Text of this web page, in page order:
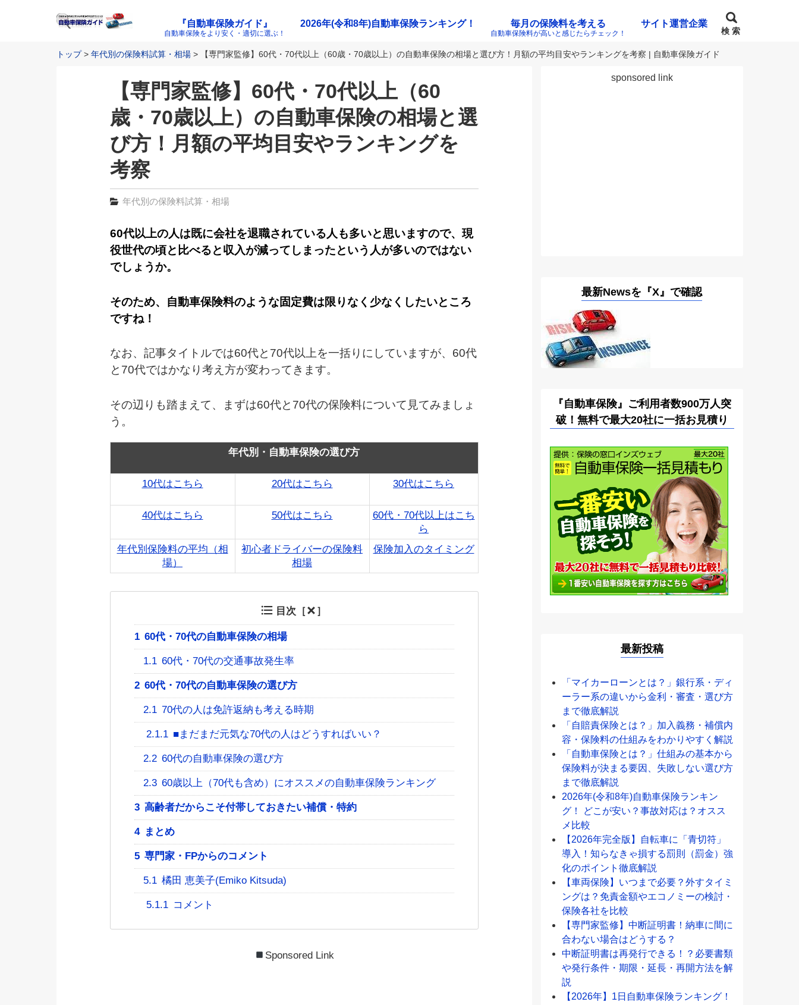
『自動車保険ガイド』
自動車保険をより安く・適切に選ぶ！
2026年(令和8年)自動車保険ランキング！ 毎月の保険料を考える
自動車保険料が高いと感じたらチェック！
サイト運営企業
検 索
トップ 年代別の保険料試算・相場 【専門家監修】60代・70代以上（60歳・70歳以上）の自動車保険の相場と選び方！月額の平均目安やランキングを考察 | 自動車保険ガイド
【専門家監修】60代・70代以上（60
歳・70歳以上）の自動車保険の相場と選
び方！月額の平均目安やランキングを
考察
年代別の保険料試算・相場
60代以上の人は既に会社を退職されている人も多いと思いますので、現
役世代の頃と比べると収入が減ってしまったという人が多いのではない
でしょうか。
そのため、自動車保険料のような固定費は限りなく少なくしたいところ
ですね！
なお、記事タイトルでは60代と70代以上を一括りにしていますが、60代
と70代ではかなり考え方が変わってきます。
その辺りも踏まえて、まずは60代と70代の保険料について見てみましょ
う。
年代別・自動車保険の選び方
10代はこちら 20代はこちら 30代はこちら
40代はこちら 50代はこちら
60代・70代以上はこち
ら
年代別保険料の平均（相
場）
初心者ドライバーの保険料
相場
保険加入のタイミング
目次［ ］
1 60代・70代の自動車保険の相場
1.1 60代・70代の交通事故発生率
2 60代・70代の自動車保険の選び方
2.1 70代の人は免許返納も考える時期
2.1.1 ■まだまだ元気な70代の人はどうすればいい？
2.2 60代の自動車保険の選び方
2.3 60歳以上（70代も含め）にオススメの自動車保険ランキング
3 高齢者だからこそ付帯しておきたい補償・特約
4 まとめ
5 専門家・FPからのコメント
5.1 橘田 恵美子(Emiko Kitsuda)
5.1.1 コメント
Sponsored Link
sponsored link
最新Newsを『X』で確認
『自動車保険』ご利用者数900万人突
破！無料で最大20社に一括お見積り
最新投稿
「マイカーローンとは？」銀行系・ディ
ーラー系の違いから金利・審査・選び方
まで徹底解説
「自賠責保険とは？」加入義務・補償内
容・保険料の仕組みをわかりやすく解説
「自動車保険とは？」仕組みの基本から
保険料が決まる要因、失敗しない選び方
まで徹底解説
2026年(令和8年)自動車保険ランキン
グ！ どこが安い？事故対応は？オスス
メ比較
【2026年完全版】自転車に「青切符」
導入！知らなきゃ損する罰則（罰金）強
化のポイント徹底解説
【車両保険】いつまで必要？外すタイミ
ングは？免責金額やエコノミーの検討・
保険各社を比較
【専門家監修】中断証明書！納車に間に
合わない場合はどうする？
中断証明書は再発行できる！？必要書類
や発行条件・期限・延長・再開方法を解
説
【2026年】1日自動車保険ランキング！